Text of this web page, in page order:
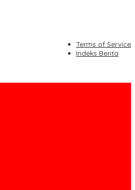
Terms of Service
Indeks Berita